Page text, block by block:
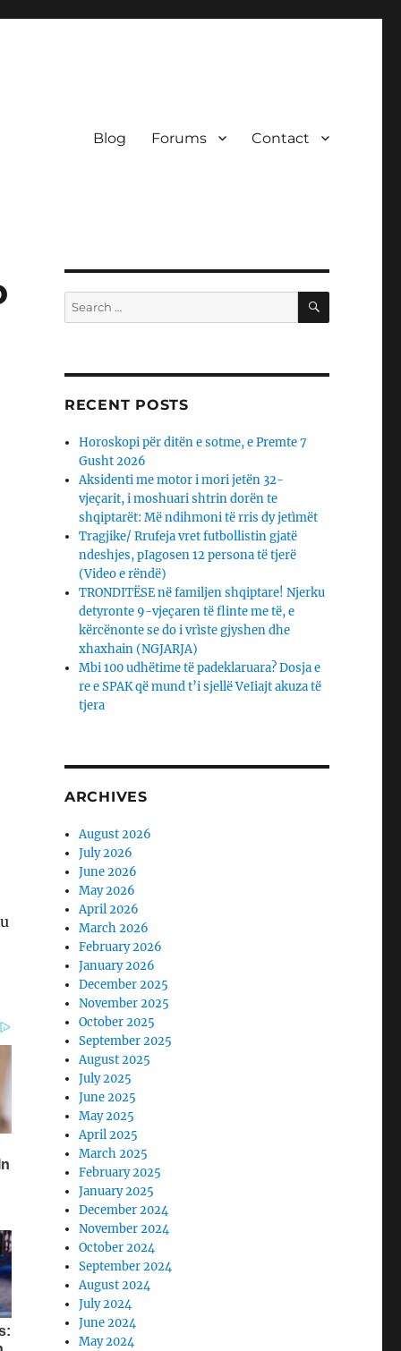
Blog Forums Contact
Search
for:
SEARCH
RECENT POSTS
Horoskopi për ditën e sotme, e Premte 7
Gusht 2026
Aksidenti me motor i mori jetën 32-
vjeçarit, i moshuari shtrin dorën te
shqiptarët: Më ndihmoni të rris dy jetìmët
Tragjike/ Rrufeja vret futbollistin gjatë
ndeshjes, pIagosen 12 persona të tjerë
(Video e rëndë)
TRONDITËSE në familjen shqiptare! Njerku
detyronte 9-vjeçaren të flinte me të, e
kërcënonte se do i vrìste gjyshen dhe
xhaxhain (NGJARJA)
Mbi 100 udhëtime të padeklaruara? Dosja e
re e SPAK që mund t’i sjellë VeIiajt akuza të
tjera
ARCHIVES
August 2026
July 2026
June 2026
May 2026
April 2026
March 2026
February 2026
January 2026
December 2025
November 2025
October 2025
September 2025
August 2025
July 2025
June 2025
May 2025
April 2025
March 2025
February 2025
January 2025
December 2024
November 2024
October 2024
September 2024
August 2024
July 2024
June 2024
May 2024